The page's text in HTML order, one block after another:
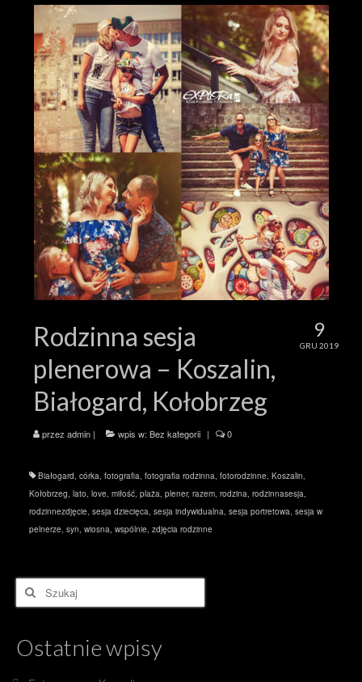
9
GRU 2019
Rodzinna sesja
plenerowa – Koszalin,
Białogard, Kołobrzeg
przez admin | wpis w: Bez kategorii | 0
Białogard, córka, fotografia, fotografia rodzinna, fotorodzinne, Koszalin,
Kołobrzeg, lato, love, miłość, plaża, plener, razem, rodzina, rodzinnasesja,
rodzinnezdjęcie, sesja dziecięca, sesja indywidualna, sesja portretowa, sesja w
pelnerze, syn, wiosna, wspólnie, zdjęcia rodzinne
Szuklaj
w:
Ostatnie wpisy